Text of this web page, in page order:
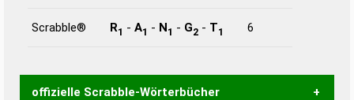
Scrabble® R1 - A1 - N1 - G2 - T1 6
offizielle Scrabble-Wörterbücher